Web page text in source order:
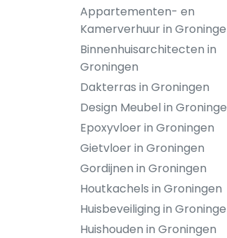
Appartementen- en
Kamerverhuur in
Binnenhuisarchitecten in
Groningen
Dakterras in Groningen
Design Meubel in
Epoxyvloer in Groningen
Gietvloer in Groningen
Gordijnen in Groningen
Houtkachels in Groningen
Huisbeveiliging in
Huishouden in Groningen